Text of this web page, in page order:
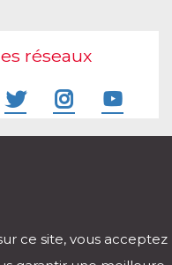
réseaux
Android
ce site, vous acceptez